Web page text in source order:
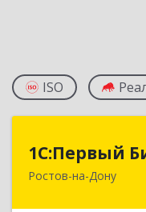
ISO
1С:Первый
Ростов-на-Дону
1С:Первый
344091,